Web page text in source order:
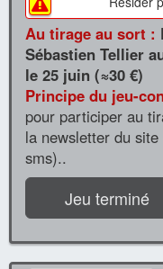
Au tirage au sort :
Sébastien Tellier
le 25 juin (≈30 €)
Principe du jeu-
pour participer au
la newsletter du
sms)..
Jeu terminé